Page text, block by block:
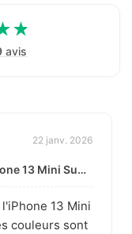
avis
22 janv. 2026
Pour : Écran de remplacement iPhone 13 Mini Super Retina XDR en gros | Qualité basée sur les données
13 Mini
couleurs sont